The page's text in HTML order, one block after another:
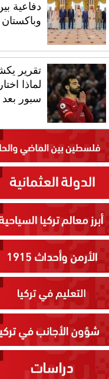
دفاعية
وباكستان
تقرير
لماذا
سبور بعد